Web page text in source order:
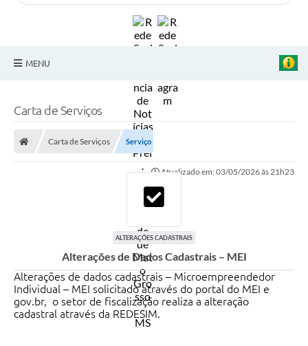
MENU
Transparência RPPS
Governança
AGETRAN
Carta de Serviços
Carta de Serviços Serviço
Atualizado em: 03/05/2026 às 21h23
ALTERAÇÕES CADASTRAIS
Alterações de Dados Cadastrais – MEI
Alterações de dados cadastrais – Microempreendedor
Individual – MEI solicitado através do portal do MEI e
gov.br, o setor de fiscalização realiza a alteração
cadastral através da REDESIM.